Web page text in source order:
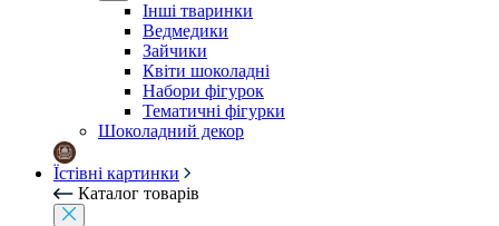
Інші тваринки
Ведмедики
Зайчики
Квіти шоколадні
Набори фігурок
Тематичні фігурки
Шоколадний декор
Їстівні картинки
Каталог товарів